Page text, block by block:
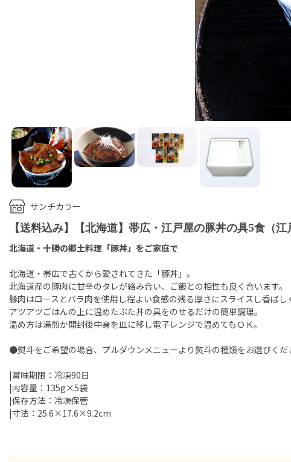
サンチカラー
【送料込み】【北海道】帯広・江戸屋の豚丼の具5食（
北海道・十勝の郷土料理「豚丼」をご家庭で
北海道・帯広で古くから愛されてきた「豚丼」。
北海道産の豚肉に甘辛のタレが絡み合い、ご飯との相性も良く合います。
豚肉はロースとバラ肉を使用し程よい食感の残る厚さにスライスし香ば
アツアツごはんの上に温めたぶた丼の具をのせるだけの簡単調理。
温め方は湯煎か開封後中身を皿に移し電子レンジで温めてもＯＫ。
●熨斗をご希望の場合、プルダウンメニューより熨斗の種類をお選びくだ
|賞味期限：冷凍90日
|内容量：135g×5袋
|保存方法：冷凍保管
|寸法：25.6×17.6×9.2cm